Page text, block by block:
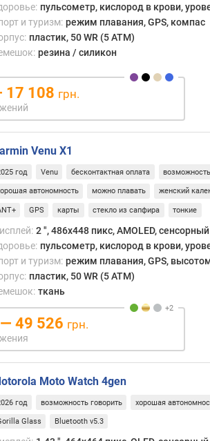
пульсометр, кислород в крови,
и туризм: режим плавания, GPS, компас
пластик, 50 WR (5 ATM)
резина / силикон
17 108 грн.
Venu X1
год Venu бесконтактная оплата
автономность можно плавать женский
GPS карты стекло из сапфира тонкие
2 ", 486x448 пикс, AMOLED, сенсорный
пульсометр, кислород в крови,
и туризм: режим плавания, GPS,
пластик, 50 WR (5 ATM)
ткань
49 526 грн.
Moto Watch 4gen
год возможность говорить хорошая
Glass Bluetooth v5.3